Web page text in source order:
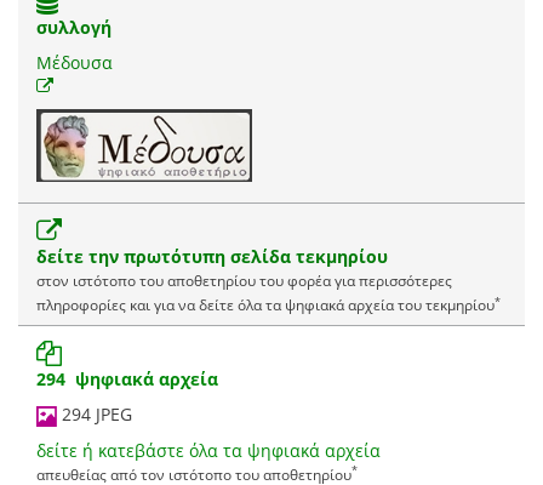
συλλογή
Μέδουσα
δείτε την πρωτότυπη σελίδα τεκμηρίου
στον ιστότοπο του αποθετηρίου του φορέα για περισσότερες
πληροφορίες και για να δείτε όλα τα ψηφιακά αρχεία του τεκμηρίου*
294 ψηφιακά αρχεία
294 JPEG
δείτε ή κατεβάστε όλα τα ψηφιακά αρχεία
απευθείας από τον ιστότοπο του αποθετηρίου*